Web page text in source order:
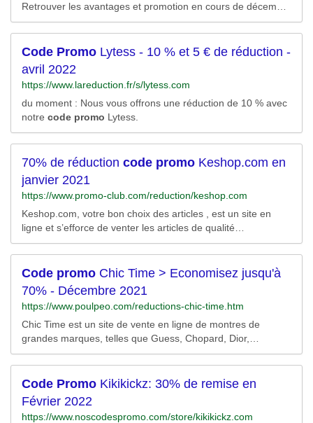
Retrouver les avantages et promotion en cours de décembre
pourCroquettelandavec 1.
Code Promo Lytess - 10 % et 5 € de réduction -
avril 2022
https://www.lareduction.fr/s/lytess.com
du moment : Nous vous offrons une réduction de 10 % avec
notre code promo Lytess.
70% de réduction code promo Keshop.com en
janvier 2021
https://www.promo-club.com/reduction/keshop.com
Keshop.com, votre bon choix des articles , est un site en
ligne et s’efforce de venter les articles de qualité
exceptionnele. Keshop.com vous présente une large gamme
de produits indispensables pour votre vie. Vous pouvez
facilement trouvez presque tous les produits dont vous avez
besoin. Sélectionnez les articles dont vous...
Code promo Chic Time > Economisez jusqu'à
70% - Décembre 2021
https://www.poulpeo.com/reductions-chic-time.htm
Chic Time est un site de vente en ligne de montres de
grandes marques, telles que Guess, Chopard, Dior,
Channel... Le site propose plus de 4700 modèles pour
homme et femme. Chic-time.com propose également un
espace Joaillerie, Maroquinerie, et Réveils. N'attendez plus
pour vous rendre sur Chic-Time.com, vous trouverez
forcément...
Code Promo Kikikickz: 30% de remise en
Février 2022
https://www.noscodespromo.com/store/kikikickz.com